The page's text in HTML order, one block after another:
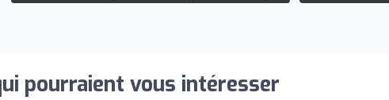
pourraient vous intéresser